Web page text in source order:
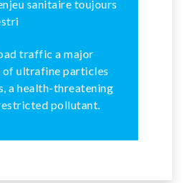
sanitaire toujours
traffic a major
of ultrafine particles
a health-threatening
pollutant.